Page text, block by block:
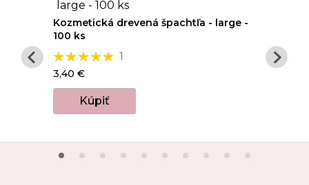
Kozmetická drevená špachtľa - large -
100 ks
Hodnotenie:1
3,40 €
Kúpiť